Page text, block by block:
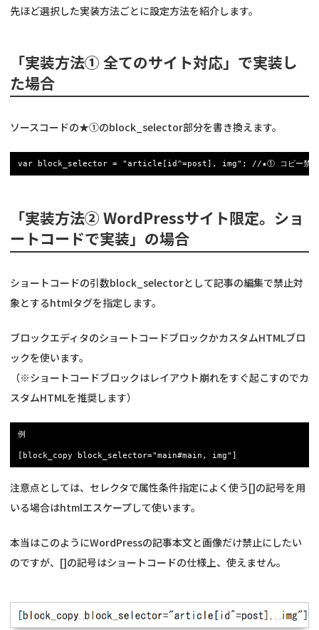
先ほど選択した実装方法ごとに設定方法を紹介します。
「実装方法① 全てのサイト対応」で実装し
た場合
ソースコードの★①のblock_selector部分を書き換えます。
var block_selector = "article[id^=post], img"; //★① コピー禁止対象
「実装方法② WordPressサイト限定。ショ
ートコードで実装」の場合
ショートコードの引数block_selectorとして記事の編集で禁止対
象とするhtmlタグを指定します。
ブロックエディタのショートコードブロックかカスタムHTMLブロ
ックを使います。
（※ショートコードブロックはレイアウト崩れをすぐ起こすのでカ
スタムHTMLを推奨します）
例
[block_copy block_selector="main#main, img"]
注意点としては、セレクタで属性条件指定によく使う[]の記号を用
いる場合はhtmlエスケープして使います。
本当はこのようにWordPressの記事本文と画像だけ禁止にしたい
のですが、[]の記号はショートコードの仕様上、使えません。